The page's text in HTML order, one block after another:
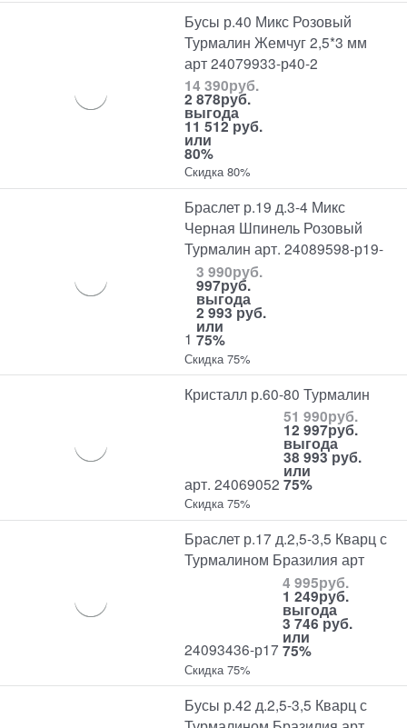
Бусы р.40 Микс Розовый
Турмалин Жемчуг 2,5*3 мм
арт 24079933-р40-2
14 390руб.
2 878руб.
выгода
11 512 руб.
или
80%
Скидка 80%
Браслет р.19 д.3-4 Микс
Черная Шпинель Розовый
Турмалин арт. 24089598-р19-
1
3 990руб.
997руб.
выгода
2 993 руб.
или
75%
Скидка 75%
Кристалл р.60-80 Турмалин
арт. 24069052
51 990руб.
12 997руб.
выгода
38 993 руб.
или
75%
Скидка 75%
Браслет р.17 д.2,5-3,5 Кварц с
Турмалином Бразилия арт
24093436-р17
4 995руб.
1 249руб.
выгода
3 746 руб.
или
75%
Скидка 75%
Бусы р.42 д.2,5-3,5 Кварц с